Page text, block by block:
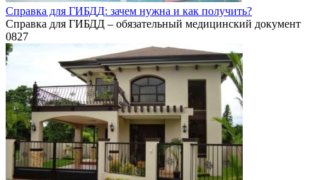
Справка для ГИБДД: зачем нужна и как получить?
Справка для ГИБДД – обязательный медицинский документ
0827